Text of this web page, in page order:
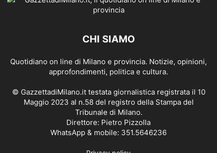
CHI SIAMO
Quotidiano on line di Milano e provincia. Notizie, opinioni,
approfondimenti, politica e cultura.
© GazzettadiMilano.it testata giornalistica registrata il 10
Maggio 2023 al n.58 del registro della Stampa del
Tribunale di Milano.
Direttore: Pietro Pizzolla
WhatsApp & mobile: 351.5646236